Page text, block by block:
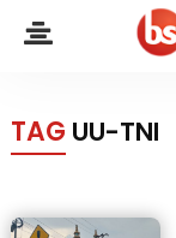
TAG UU-TNI